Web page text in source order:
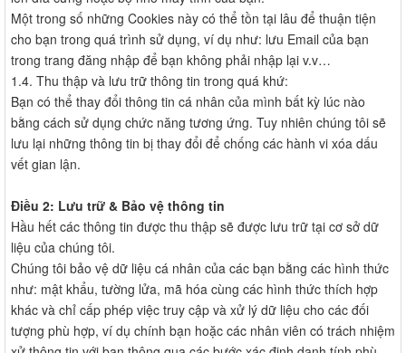
Một trong số những Cookies này có thể tồn tại lâu để thuận tiện
cho bạn trong quá trình sử dụng, ví dụ như: lưu Email của bạn
trong trang đăng nhập để bạn không phải nhập lại v.v…
1.4. Thu thập và lưu trữ thông tin trong quá khứ:
Bạn có thể thay đổi thông tin cá nhân của mình bất kỳ lúc nào
bằng cách sử dụng chức năng tương ứng. Tuy nhiên chúng tôi sẽ
lưu lại những thông tin bị thay đổi để chống các hành vi xóa dấu
vết gian lận.
Điều 2: Lưu trữ & Bảo vệ thông tin
Hầu hết các thông tin được thu thập sẽ được lưu trữ tại cơ sở dữ
liệu của chúng tôi.
Chúng tôi bảo vệ dữ liệu cá nhân của các bạn bằng các hình thức
như: mật khẩu, tường lửa, mã hóa cùng các hình thức thích hợp
khác và chỉ cấp phép việc truy cập và xử lý dữ liệu cho các đối
tượng phù hợp, ví dụ chính bạn hoặc các nhân viên có trách nhiệm